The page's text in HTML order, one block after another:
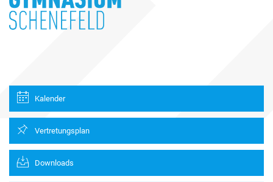
Kalender
Vertretungsplan
Downloads